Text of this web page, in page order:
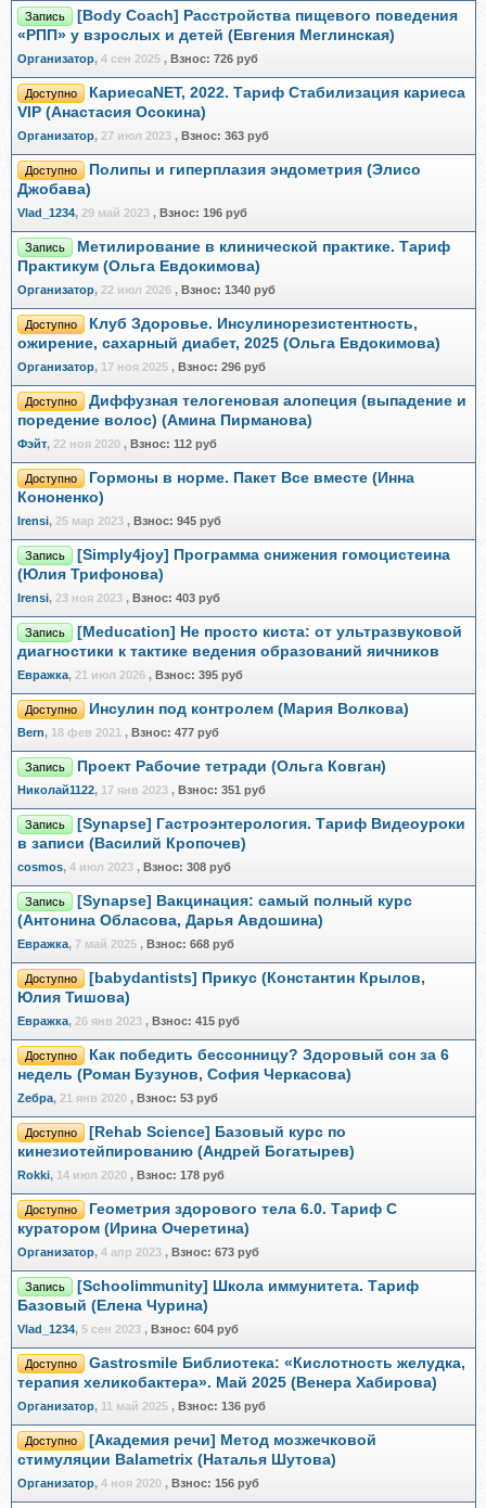
Запись
[Body Coach] Расстройства пищевого поведения
«РПП» у взрослых и детей (Евгения Меглинская)
Организатор, 4 сен 2025 , Взнос: 726 руб
Доступно
КариесаNET, 2022. Тариф Стабилизация кариеса
VIP (Анастасия Осокина)
Организатор, 27 июл 2023 , Взнос: 363 руб
Доступно
Полипы и гиперплазия эндометрия (Элисо
Джобава)
Vlad_1234, 29 май 2023 , Взнос: 196 руб
Запись
Метилирование в клинической практике. Тариф
Практикум (Ольга Евдокимова)
Организатор, 22 июл 2026 , Взнос: 1340 руб
Доступно
Клуб Здоровье. Инсулинорезистентность,
ожирение, сахарный диабет, 2025 (Ольга Евдокимова)
Организатор, 17 ноя 2025 , Взнос: 296 руб
Доступно
Диффузная телогеновая алопеция (выпадение и
поредение волос) (Амина Пирманова)
Фэйт, 22 ноя 2020 , Взнос: 112 руб
Доступно
Гормоны в норме. Пакет Все вместе (Инна
Кононенко)
Irensi, 25 мар 2023 , Взнос: 945 руб
Запись
[Simply4joy] Программа снижения гомоцистеина
(Юлия Трифонова)
Irensi, 23 ноя 2023 , Взнос: 403 руб
Запись
[Meducation] Не просто киста: от ультразвуковой
диагностики к тактике ведения образований яичников
Евражкa, 21 июл 2026 , Взнос: 395 руб
Доступно Инсулин под контролем (Мария Волкова)
Bern, 18 фев 2021 , Взнос: 477 руб
Запись Проект Рабочие тетради (Ольга Ковган)
Николай1122, 17 янв 2023 , Взнос: 351 руб
Запись
[Synapse] Гастроэнтерология. Тариф Видеоуроки
в записи (Василий Кропочев)
cosmos, 4 июл 2023 , Взнос: 308 руб
Запись
[Synapse] Вакцинация: самый полный курс
(Антонина Обласова, Дарья Авдошина)
Евражкa, 7 май 2025 , Взнос: 668 руб
Доступно
[babydantists] Прикус (Константин Крылов,
Юлия Тишова)
Евражкa, 26 янв 2023 , Взнос: 415 руб
Доступно
Как победить бессонницу? Здоровый сон за 6
недель (Роман Бузунов, София Черкасова)
Zебра, 21 янв 2020 , Взнос: 53 руб
Доступно
[Rehab Science] Базовый курс по
кинезиотейпированию (Андрей Богатырев)
Rokki, 14 июл 2020 , Взнос: 178 руб
Доступно
Геометрия здорового тела 6.0. Тариф С
куратором (Ирина Очеретина)
Организатор, 4 апр 2023 , Взнос: 673 руб
Запись
[Schoolimmunity] Школа иммунитета. Тариф
Базовый (Елена Чурина)
Vlad_1234, 5 сен 2023 , Взнос: 604 руб
Доступно
Gastrosmile Библиотека: «Кислотность желудка,
терапия хеликобактера». Май 2025 (Венера Хабирова)
Организатор, 11 май 2025 , Взнос: 136 руб
Доступно
[Академия речи] Метод мозжечковой
стимуляции Balametrix (Наталья Шутова)
Организатор, 4 ноя 2020 , Взнос: 156 руб